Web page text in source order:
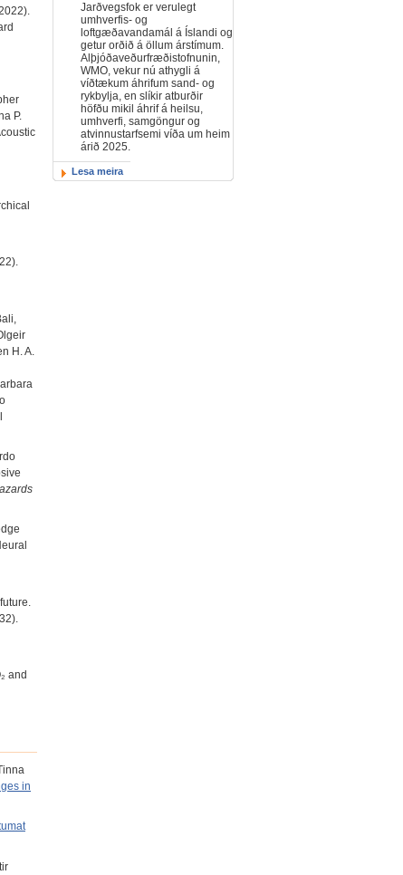
P.
H. A.
and
in
Jarðvegsfok er verulegt
umhverfis- og
loftgæðavandamál á Íslandi og
getur orðið á öllum árstímum.
Alþjóðaveðurfræðistofnunin,
WMO, vekur nú athygli á
víðtækum áhrifum sand- og
rykbylja, en slíkir atburðir
höfðu mikil áhrif á heilsu,
umhverfi, samgöngur og
atvinnustarfsemi víða um heim
árið 2025.
Lesa meira